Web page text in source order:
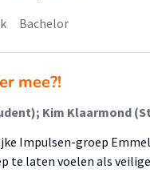
Bachelor
mee?!
Kim Klaarmond
Impulsen-groep
te laten voelen als